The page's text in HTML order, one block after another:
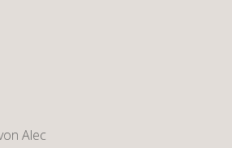
Alec